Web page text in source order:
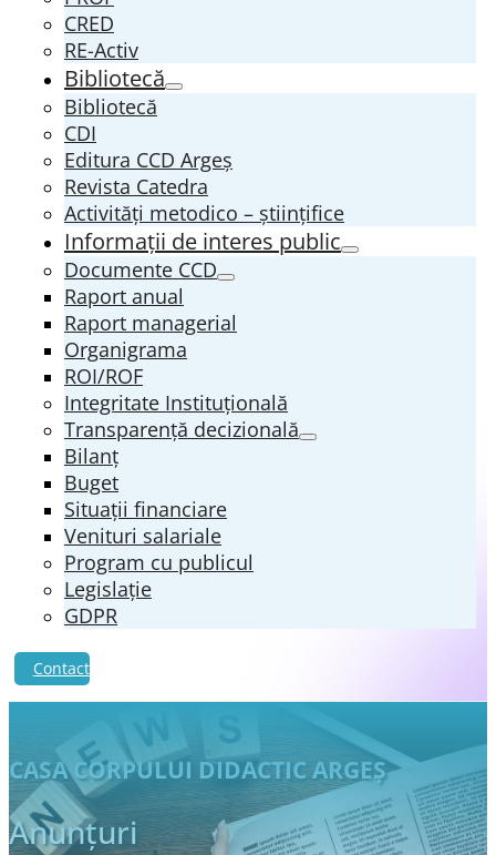
CRED
RE-Activ
Bibliotecă
Bibliotecă
CDI
Editura CCD Argeş
Revista Catedra
Activități metodico – științifice
Informații de interes public
Documente CCD
Raport anual
Raport managerial
Organigrama
ROI/ROF
Integritate Instituțională
Transparenţă decizională
Bilanț
Buget
Situații financiare
Venituri salariale
Program cu publicul
Legislație
GDPR
Contact
CASA CORPULUI DIDACTIC ARGEŞ
Anunțuri